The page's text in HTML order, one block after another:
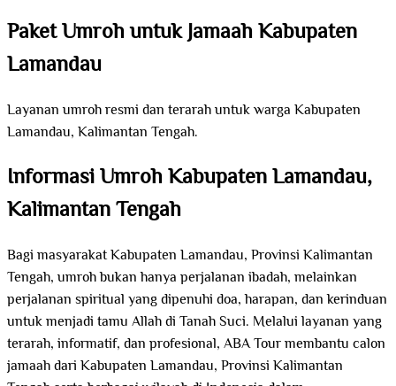
Paket Umroh untuk Jamaah Kabupaten
Lamandau
Layanan umroh resmi dan terarah untuk warga Kabupaten
Lamandau, Kalimantan Tengah.
Informasi Umroh Kabupaten Lamandau,
Kalimantan Tengah
Bagi masyarakat Kabupaten Lamandau, Provinsi Kalimantan
Tengah, umroh bukan hanya perjalanan ibadah, melainkan
perjalanan spiritual yang dipenuhi doa, harapan, dan kerinduan
untuk menjadi tamu Allah di Tanah Suci. Melalui layanan yang
terarah, informatif, dan profesional, ABA Tour membantu calon
jamaah dari Kabupaten Lamandau, Provinsi Kalimantan